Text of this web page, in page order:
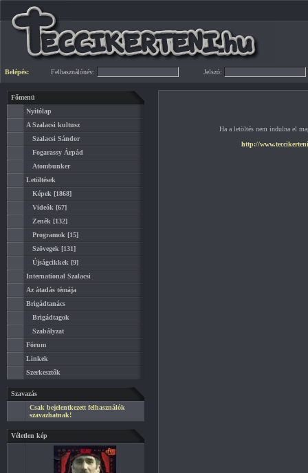
Belépés: Felhasználónév: Jelszó:
Főmenü
Nyitólap
A Szalacsi kultusz
Szalacsi Sándor
Fogarassy Árpád
Atombunker
Letöltések
Képek [1868]
Videók [67]
Zenék [132]
Programok [15]
Szövegek [131]
Újságcikkek [9]
International Szalacsi
Az átadás témája
Brigádtanács
Brigádtagok
Szabályzat
Fórum
Linkek
Szerkesztők
Szavazás
Csak bejelentkezett felhasználók
szavazhatnak!
Véletlen kép
Ha a letöltés nem indulna el
http://